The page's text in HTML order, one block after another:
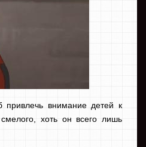
привлечь внимание детей к
хоть он всего лишь